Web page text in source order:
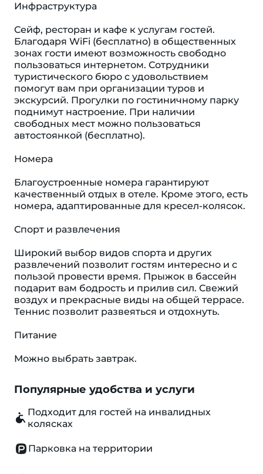
Инфраструктура
Сейф, ресторан и кафе к услугам гостей.
Благодаря WiFi (бесплатно) в общественных
зонах гости имеют возможность свободно
пользоваться интернетом. Сотрудники
туристического бюро с удовольствием
помогут вам при организации туров и
экскурсий. Прогулки по гостиничному парку
поднимут настроение. При наличии
свободных мест можно пользоваться
автостоянкой (бесплатно).
Номера
Благоустроенные номера гарантируют
качественный отдых в отеле. Кроме этого, есть
номера, адаптированные для кресел-колясок.
Спорт и развлечения
Широкий выбор видов спорта и других
развлечений позволит гостям интересно и с
пользой провести время. Прыжок в бассейн
подарит вам бодрость и прилив сил. Свежий
воздух и прекрасные виды на общей террасе.
Теннис позволит развеяться и отдохнуть.
Питание
Можно выбрать завтрак.
Популярные удобства и услуги
Подходит для гостей на инвалидных
колясках
Парковка на территории